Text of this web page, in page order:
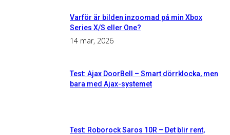
Varför är bilden inzoomad på min Xbox
Series X/S eller One?
14 mar, 2026
Test: Ajax DoorBell – Smart dörrklocka, men
bara med Ajax-systemet
Test: Roborock Saros 10R – Det blir rent,